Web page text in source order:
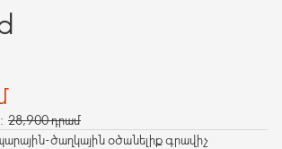
28,900 դրամ
ծաղկային օծանելիք գրավիչ